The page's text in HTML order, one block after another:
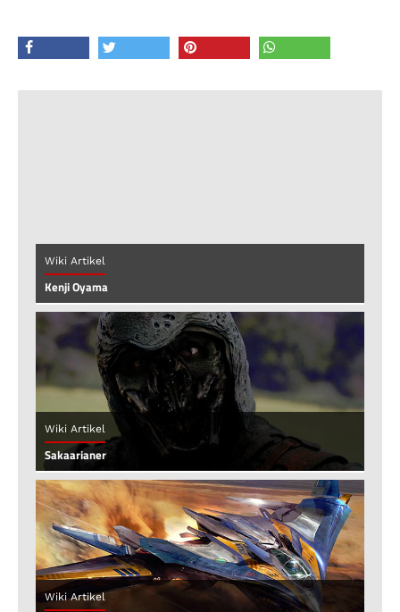
Wiki Artikel
Kenji Oyama
Wiki Artikel
Sakaarianer
Wiki Artikel